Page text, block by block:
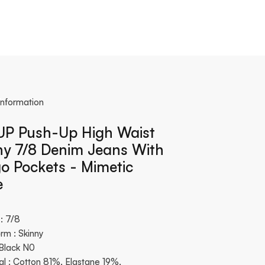
Push-Up High Waist
7/8 Denim Jeans With
Pockets - Mimetic
: 7/8
: Skinny
N0
: Cotton 81%, Elastane 19%,